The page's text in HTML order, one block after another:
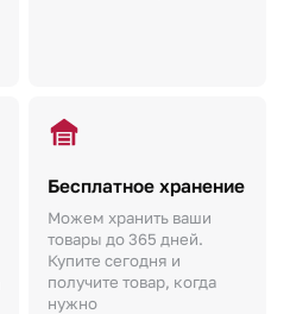
Бесплатное хранение
Можем хранить ваши
товары до 365 дней.
Купите сегодня и
получите товар, когда
нужно